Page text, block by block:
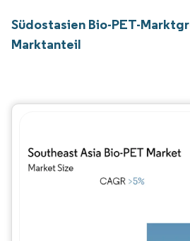
Südostasien Bio-PET-
Marktanteil